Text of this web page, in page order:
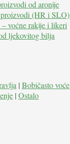
od aronije
(HR i SLO)
voćne rakije i likeri
ljekovitog bilja
| Bobičasto voće
| Ostalo